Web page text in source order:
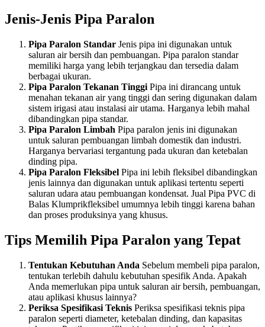
Jenis-Jenis Pipa Paralon
Pipa Paralon Standar Jenis pipa ini digunakan untuk
saluran air bersih dan pembuangan. Pipa paralon standar
memiliki harga yang lebih terjangkau dan tersedia dalam
berbagai ukuran.
Pipa Paralon Tekanan Tinggi Pipa ini dirancang untuk
menahan tekanan air yang tinggi dan sering digunakan dalam
sistem irigasi atau instalasi air utama. Harganya lebih mahal
dibandingkan pipa standar.
Pipa Paralon Limbah Pipa paralon jenis ini digunakan
untuk saluran pembuangan limbah domestik dan industri.
Harganya bervariasi tergantung pada ukuran dan ketebalan
dinding pipa.
Pipa Paralon Fleksibel Pipa ini lebih fleksibel dibandingkan
jenis lainnya dan digunakan untuk aplikasi tertentu seperti
saluran udara atau pembuangan kondensat. Jual Pipa PVC di
Balas Klumprikfleksibel umumnya lebih tinggi karena bahan
dan proses produksinya yang khusus.
Tips Memilih Pipa Paralon yang Tepat
Tentukan Kebutuhan Anda Sebelum membeli pipa paralon,
tentukan terlebih dahulu kebutuhan spesifik Anda. Apakah
Anda memerlukan pipa untuk saluran air bersih, pembuangan,
atau aplikasi khusus lainnya?
Periksa Spesifikasi Teknis Periksa spesifikasi teknis pipa
paralon seperti diameter, ketebalan dinding, dan kapasitas